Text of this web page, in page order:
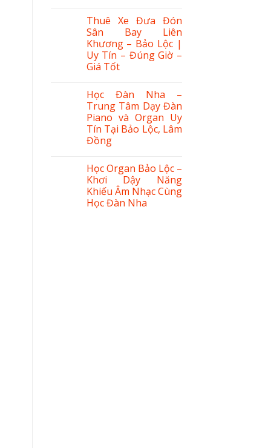
Thuê Xe Đưa Đón
Sân Bay Liên
Khương – Bảo Lộc |
Uy Tín – Đúng Giờ –
Giá Tốt
Học Đàn Nha –
Trung Tâm Dạy Đàn
Piano và Organ Uy
Tín Tại Bảo Lộc, Lâm
Đồng
Học Organ Bảo Lộc –
Khơi Dậy Năng
Khiếu Âm Nhạc Cùng
Học Đàn Nha